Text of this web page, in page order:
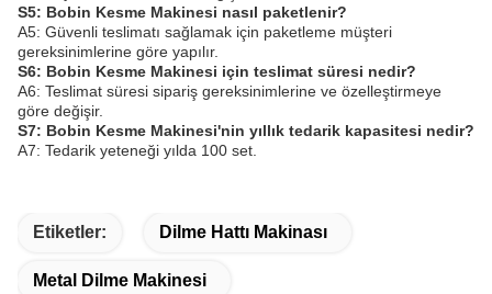
S5: Bobin Kesme Makinesi nasıl paketlenir?
A5: Güvenli teslimatı sağlamak için paketleme müşteri
gereksinimlerine göre yapılır.
S6: Bobin Kesme Makinesi için teslimat süresi nedir?
A6: Teslimat süresi sipariş gereksinimlerine ve özelleştirmeye
göre değişir.
S7: Bobin Kesme Makinesi'nin yıllık tedarik kapasitesi nedir?
A7: Tedarik yeteneği yılda 100 set.
Etiketler: Dilme Hattı Makinası
Metal Dilme Makinesi